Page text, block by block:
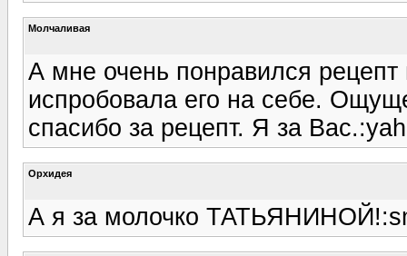
Молчаливая
А мне очень понравился
испробовала его на себе.
спасибо за рецепт. Я за
Орхидея
А я за молочко